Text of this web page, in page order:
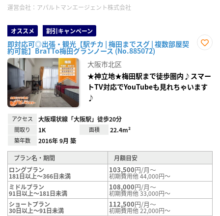
運営会社： アパルトマンエージェント株式会社
オススメ 割引キャンペーン
即対応可◎出張・観光【駅チカ | 梅田までスグ | 複数部屋契
約可能】BraTTo梅田グランノース (No.885072)
録
大阪市北区
★神立地★梅田駅まで徒歩圏内♪スマー
トTV対応でYouTubeも見れちゃいます
♪
アクセス 大阪環状線「大阪駅」徒歩20分
間取り 1K 面積 22.4m²
築年数 2016年 9月 築
プラン名・期間
月額目安
ロングプラン
181日以上～366日未満
103,500円/月～
初期費用他 44,000円～
ミドルプラン
91日以上～181日未満
108,000円/月～
初期費用他 33,000円～
ショートプラン
30日以上～91日未満
112,500円/月～
初期費用他 22,000円～